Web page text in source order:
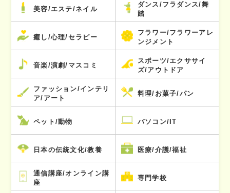
美容/エステ/ネイル
ダンス/フラダンス/舞
踏
癒し/心理/セラピー
フラワー/フラワーアレ
ンジメント
音楽/演劇/マスコミ
スポーツ/エクササイ
ズ/アウトドア
ファッション/インテリ
ア/アート
料理/お菓子/パン
ペット/動物 パソコン/IT
日本の伝統文化/教養 医療/介護/福祉
通信講座/オンライン講
座
専門学校